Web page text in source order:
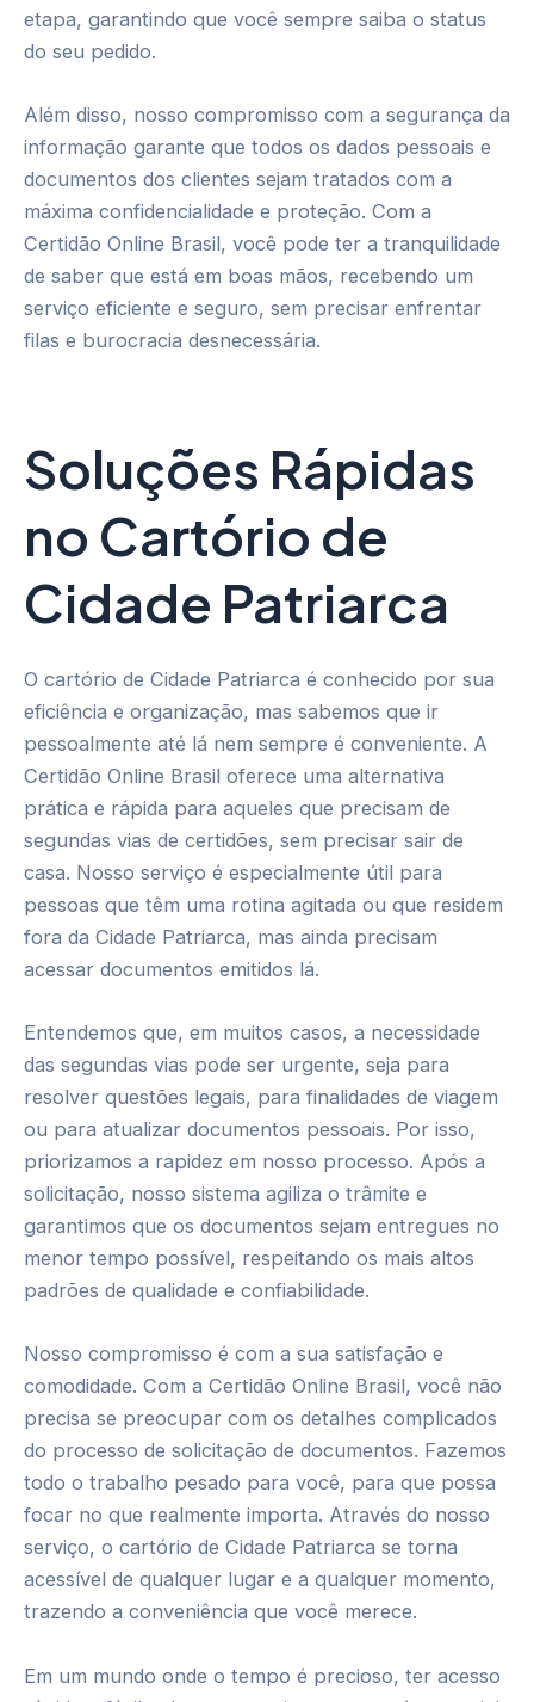
etapa, garantindo que você sempre saiba o status
do seu pedido.
Além disso, nosso compromisso com a segurança da
informação garante que todos os dados pessoais e
documentos dos clientes sejam tratados com a
máxima confidencialidade e proteção. Com a
Certidão Online Brasil, você pode ter a tranquilidade
de saber que está em boas mãos, recebendo um
serviço eficiente e seguro, sem precisar enfrentar
filas e burocracia desnecessária.
Soluções Rápidas
no Cartório de
Cidade Patriarca
O cartório de Cidade Patriarca é conhecido por sua
eficiência e organização, mas sabemos que ir
pessoalmente até lá nem sempre é conveniente. A
Certidão Online Brasil oferece uma alternativa
prática e rápida para aqueles que precisam de
segundas vias de certidões, sem precisar sair de
casa. Nosso serviço é especialmente útil para
pessoas que têm uma rotina agitada ou que residem
fora da Cidade Patriarca, mas ainda precisam
acessar documentos emitidos lá.
Entendemos que, em muitos casos, a necessidade
das segundas vias pode ser urgente, seja para
resolver questões legais, para finalidades de viagem
ou para atualizar documentos pessoais. Por isso,
priorizamos a rapidez em nosso processo. Após a
solicitação, nosso sistema agiliza o trâmite e
garantimos que os documentos sejam entregues no
menor tempo possível, respeitando os mais altos
padrões de qualidade e confiabilidade.
Nosso compromisso é com a sua satisfação e
comodidade. Com a Certidão Online Brasil, você não
precisa se preocupar com os detalhes complicados
do processo de solicitação de documentos. Fazemos
todo o trabalho pesado para você, para que possa
focar no que realmente importa. Através do nosso
serviço, o cartório de Cidade Patriarca se torna
acessível de qualquer lugar e a qualquer momento,
trazendo a conveniência que você merece.
Em um mundo onde o tempo é precioso, ter acesso